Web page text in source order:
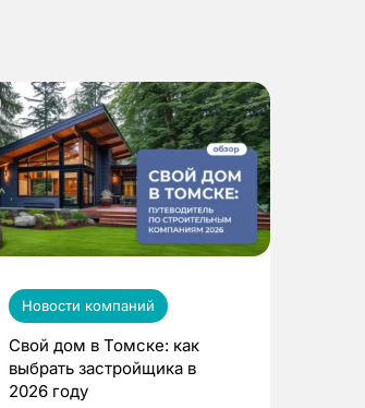
Новости компаний
Свой дом в Томске: как
выбрать застройщика в
2026 году